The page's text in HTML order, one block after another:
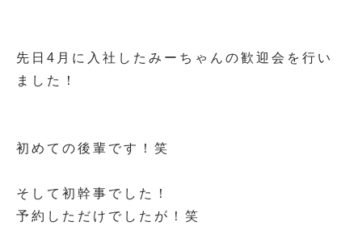
先日4月に入社したみーちゃんの歓迎会を行い
ました！
初めての後輩です！笑
そして初幹事でした！
予約しただけでしたが！笑